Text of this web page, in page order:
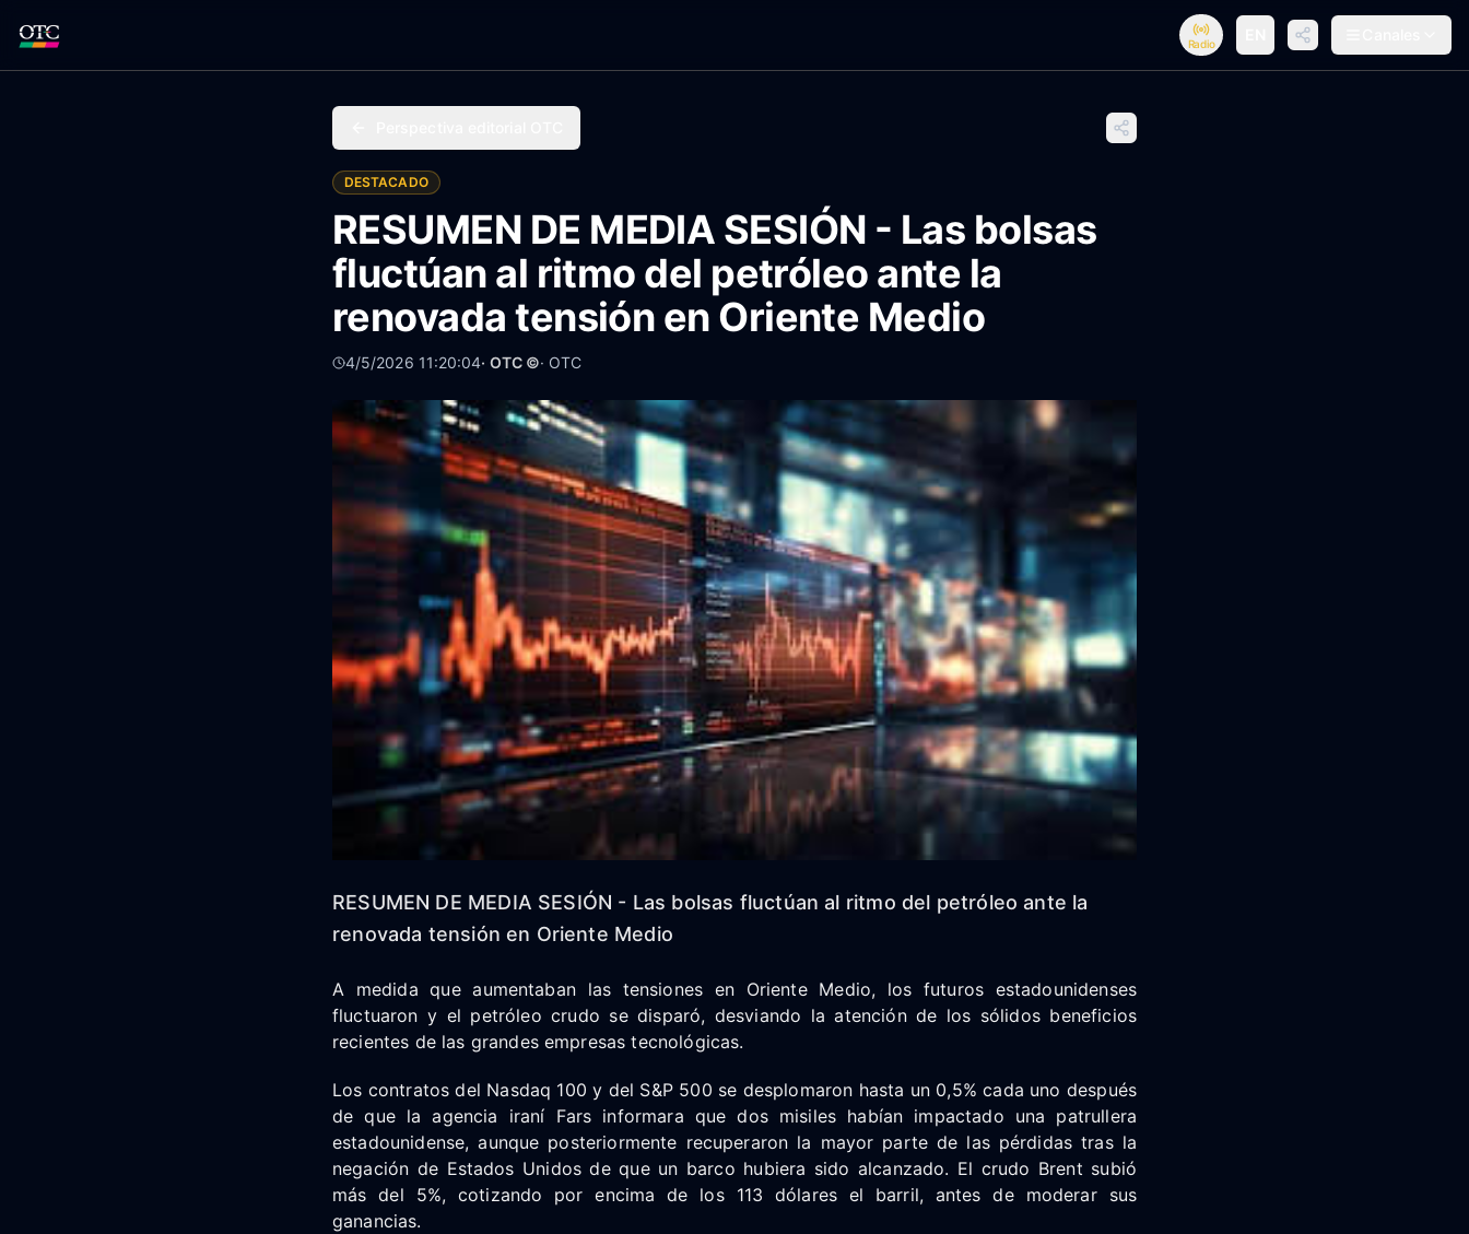
Radio
DESTACADO
RESUMEN DE MEDIA SESIÓN - Las bolsas
fluctúan al ritmo del petróleo ante la
renovada tensión en Oriente Medio
4/5/2026 11:20:04· OTC ©· OTC
RESUMEN DE MEDIA SESIÓN - Las bolsas fluctúan al ritmo del petróleo ante la
renovada tensión en Oriente Medio
A medida que aumentaban las tensiones en Oriente Medio, los futuros estadounidenses
fluctuaron y el petróleo crudo se disparó, desviando la atención de los sólidos beneficios
recientes de las grandes empresas tecnológicas.
Los contratos del Nasdaq 100 y del S&P 500 se desplomaron hasta un 0,5% cada uno después
de que la agencia iraní Fars informara que dos misiles habían impactado una patrullera
estadounidense, aunque posteriormente recuperaron la mayor parte de las pérdidas tras la
negación de Estados Unidos de que un barco hubiera sido alcanzado. El crudo Brent subió
más del 5%, cotizando por encima de los 113 dólares el barril, antes de moderar sus
ganancias.